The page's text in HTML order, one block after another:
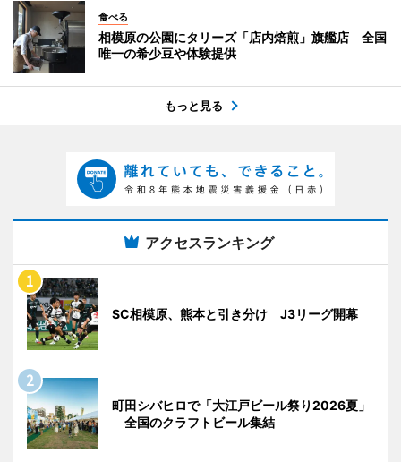
食べる
相模原の公園にタリーズ「店内焙煎」旗艦店 全国
唯一の希少豆や体験提供
もっと見る
アクセスランキング
SC相模原、熊本と引き分け J3リーグ開幕
町田シバヒロで「大江戸ビール祭り2026夏」
全国のクラフトビール集結